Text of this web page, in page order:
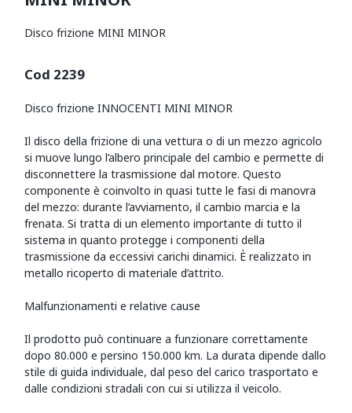
Disco frizione MINI MINOR
Cod 2239
Disco frizione INNOCENTI MINI MINOR
Il disco della frizione di una vettura o di un mezzo agricolo
si muove lungo l’albero principale del cambio e permette di
disconnettere la trasmissione dal motore. Questo
componente è coinvolto in quasi tutte le fasi di manovra
del mezzo: durante l’avviamento, il cambio marcia e la
frenata. Si tratta di un elemento importante di tutto il
sistema in quanto protegge i componenti della
trasmissione da eccessivi carichi dinamici. È realizzato in
metallo ricoperto di materiale d’attrito.
Malfunzionamenti e relative cause
Il prodotto può continuare a funzionare correttamente
dopo 80.000 e persino 150.000 km. La durata dipende dallo
stile di guida individuale, dal peso del carico trasportato e
dalle condizioni stradali con cui si utilizza il veicolo.